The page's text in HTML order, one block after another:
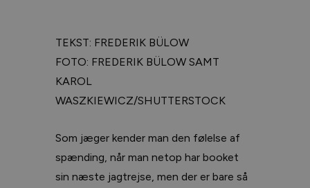
TEKST: FREDERIK BÜLOW
FOTO: FREDERIK BÜLOW SAMT
KAROL
WASZKIEWICZ/SHUTTERSTOCK
Som jæger kender man den følelse af
spænding, når man netop har booket
sin næste jagtrejse, men der er bare så